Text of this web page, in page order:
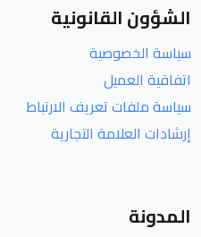
الشؤون القانونية
سياسة الخصوصية
اتفاقية العميل
سياسة ملفات تعريف الارتباط
إرشادات العلامة التجارية
المدونة